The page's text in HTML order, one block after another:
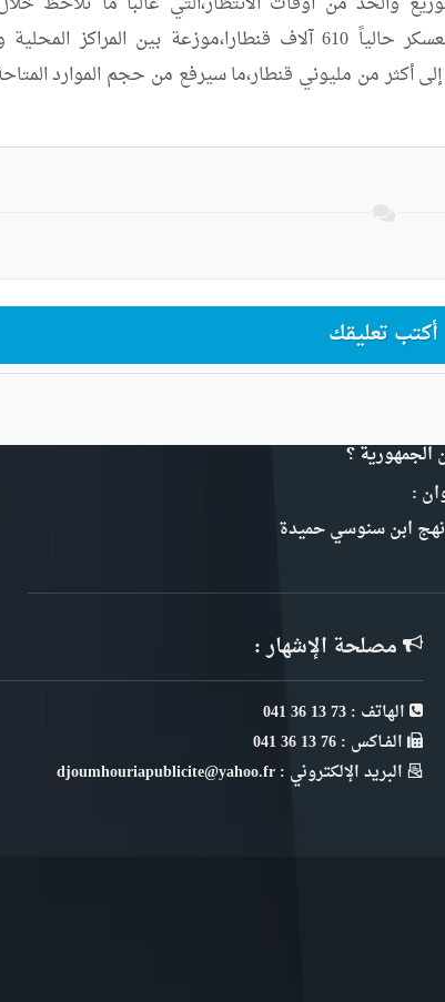
أكتب تعليقك
الجمهورية ؟
:
مصلحة الإشهار :
الهاتف : 73 13 36 041
الفـاكس : 76 13 36 041
البريد الإلكتروني : djoumhouriapublicite@yahoo.fr